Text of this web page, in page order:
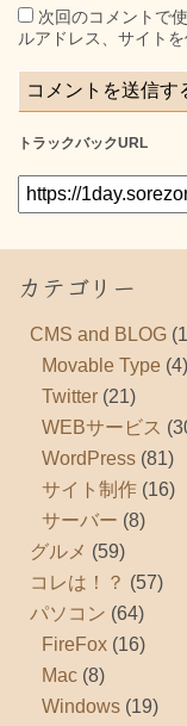
次回のコメントで
ルアドレス、サイトを
トラックバックURL
カテゴリー
CMS and BLOG
Movable Type (4)
Twitter (21)
WEBサービス
WordPress (81)
サイト制作 (16)
サーバー (8)
グルメ (59)
コレは！？ (57)
パソコン (64)
FireFox (16)
Mac (8)
Windows (19)